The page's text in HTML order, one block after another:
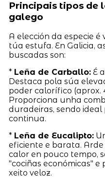
Principais tipos de
galego
A elección da especie
túa estufa. En Galicia,
buscadas son:
* Leña de Carballo:É
Destaca pola súa
poder calorífico (aprox.
Proporciona unha
duradeiras, sendo
continua.
* Leña de Eucalipto:
eficiente e barata.
calor en pouco tempo,
"cociñas económicas"
xeito veloz.